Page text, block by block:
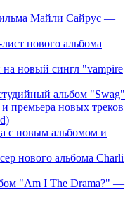
Майли Сайрус —
нового альбома
новый сингл "vampire
альбом "Swag"
премьера новых треков
с новым альбомом и
нового альбома Charli
"Am I The Drama?" —